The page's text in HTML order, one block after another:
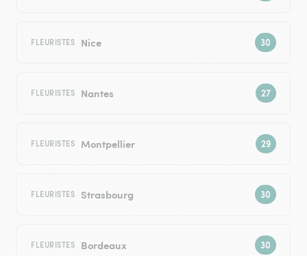
FLEURISTES Nice
FLEURISTES Nantes
FLEURISTES Montpellier
FLEURISTES Strasbourg
FLEURISTES Bordeaux